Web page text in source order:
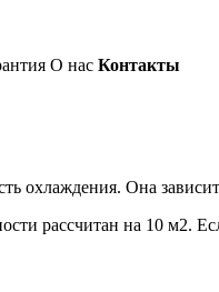
О нас Контакты
охлаждения. Она
рассчитан на 10 м2.